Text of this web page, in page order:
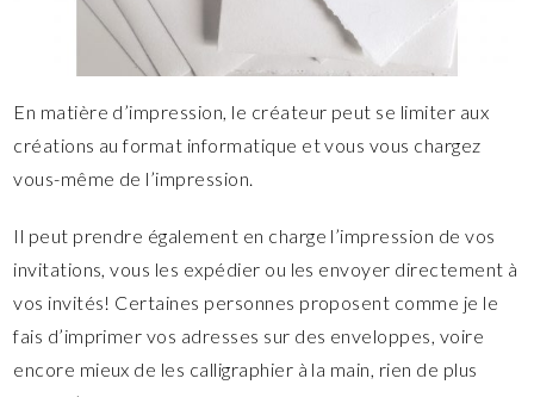
En matière d’impression, le créateur peut se limiter aux
créations au format informatique et vous vous chargez
vous-même de l’impression.
Il peut prendre également en charge l’impression de vos
invitations, vous les expédier ou les envoyer directement à
vos invités! Certaines personnes proposent comme je le
fais d’imprimer vos adresses sur des enveloppes, voire
encore mieux de les calligraphier à la main, rien de plus